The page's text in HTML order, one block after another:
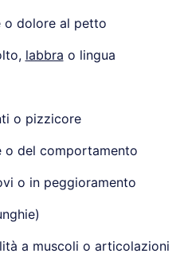
o dolore al petto
labbra o lingua
o pizzicore
o del comportamento
o in peggioramento
a muscoli o articolazioni